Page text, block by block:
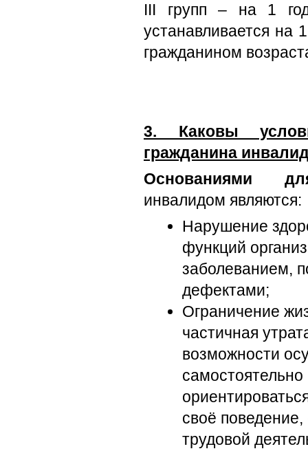
III групп – на 1
устанавливается на
гражданином
3. Каковы
гражданина
Основаниями
инвалидом являются:
Нарушение
функций
заболеванием,
дефектами;
Ограничение
частичная
возможности
самостоятельно
своё
трудовой